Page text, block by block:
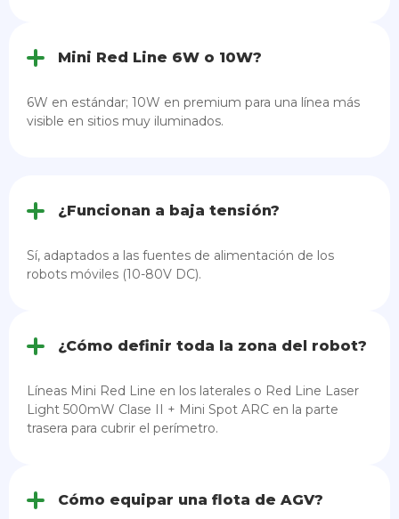
Mini Red Line 6W o 10W?
6W en estándar; 10W en premium para una línea más
visible en sitios muy iluminados.
¿Funcionan a baja tensión?
Sí, adaptados a las fuentes de alimentación de los
robots móviles (10-80V DC).
¿Cómo definir toda la zona del robot?
Líneas Mini Red Line en los laterales o Red Line Laser
Light 500mW Clase II + Mini Spot ARC en la parte
trasera para cubrir el perímetro.
Cómo equipar una flota de AGV?